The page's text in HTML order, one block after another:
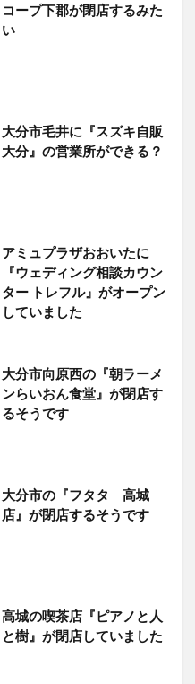
コープ下郡が閉店するみた
い
大分市毛井に『スズキ自販
大分』の営業所ができる？
アミュプラザおおいたに
『ウェディング相談カウン
ター トレフル』がオープン
していました
大分市向原西の『朝ラーメ
ンらいおん食堂』が閉店す
るそうです
大分市の『フタタ 高城
店』が閉店するそうです
高城の喫茶店『ピアノと人
と樹』が閉店していました